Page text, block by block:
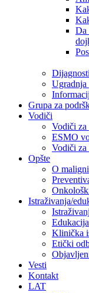
Da
Ugradnja
Grupa za
Vodiči
Vodiči za
ESMO
Vodiči za
Opšte
O
Istraživanja/
Edukacija
Klinička
Etički
Vesti
Kontakt
LAT